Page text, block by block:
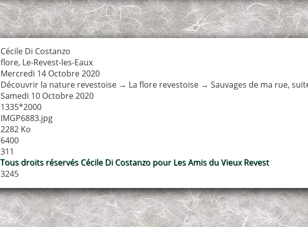
Cécile Di Costanzo
flore, Le-Revest-les-Eaux
Mercredi 14 Octobre 2020
Découvrir la nature revestoise → La flore revestoise → Sauvages de ma rue,
Samedi 10 Octobre 2020
1335*2000
IMGP6883.jpg
2282 Ko
6400
311
Tous droits réservés Cécile Di Costanzo pour Les Amis du Vieux Revest
3245